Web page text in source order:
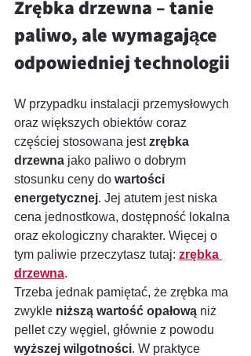
Zrębka drzewna – tanie
paliwo, ale wymagające
odpowiedniej technologii
W przypadku instalacji przemysłowych
oraz większych obiektów coraz
częściej stosowana jest zrębka
drzewna jako paliwo o dobrym
stosunku ceny do wartości
energetycznej. Jej atutem jest niska
cena jednostkowa, dostępność lokalna
oraz ekologiczny charakter. Więcej o
tym paliwie przeczytasz tutaj: zrębka
drzewna.
Trzeba jednak pamiętać, że zrębka ma
zwykle niższą wartość opałową niż
pellet czy węgiel, głównie z powodu
wyższej wilgotności. W praktyce